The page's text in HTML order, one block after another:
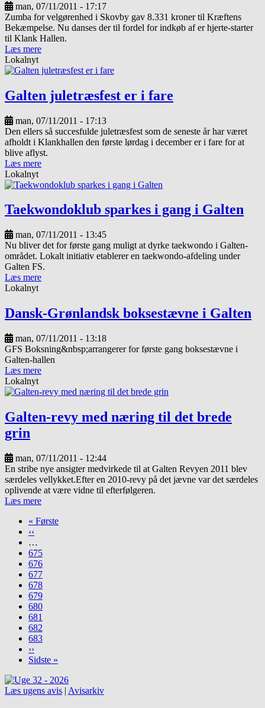
man, 07/11/2011 - 17:17
Zumba for velgørenhed i Skovby gav 8.331 kroner til Kræftens
Bekæmpelse. Nu danses der til fordel for indkøb af er hjerte-starter
til Klank Hallen.
Læs mere
Lokalnyt
Galten juletræsfest er i fare
man, 07/11/2011 - 17:13
Den ellers så succesfulde juletræsfest som de seneste år har været
afholdt i Klankhallen den første lørdag i december er i fare for at
blive aflyst.
Læs mere
Lokalnyt
Taekwondoklub sparkes i gang i Galten
man, 07/11/2011 - 13:45
Nu bliver det for første gang muligt at dyrke taekwondo i Galten-
området. Lokalt initiativ etablerer en taekwondo-afdeling under
Galten FS.
Læs mere
Lokalnyt
Dansk-Grønlandsk boksestævne i Galten
man, 07/11/2011 - 13:18
GFS Boksning&nbsp;arrangerer for første gang boksestævne i
Galten-hallen
Læs mere
Lokalnyt
Galten-revy med næring til det brede
grin
man, 07/11/2011 - 12:44
En stribe nye ansigter medvirkede til at Galten Revyen 2011 blev
særdeles vellykket.Efter en 2010-revy på det jævne var det særdeles
oplivende at være vidne til efterfølgeren.
Læs mere
Sideinddeling
Første
side
« Første
Forrige
side
‹‹
…
Side
675
Side
676
Side
677
Side
678
Side
679
Nuværende
side
680
Side
681
Side
682
Side
683
Næste
side
››
Sidste
Sidste »
Læs ugens avis | Avisarkiv